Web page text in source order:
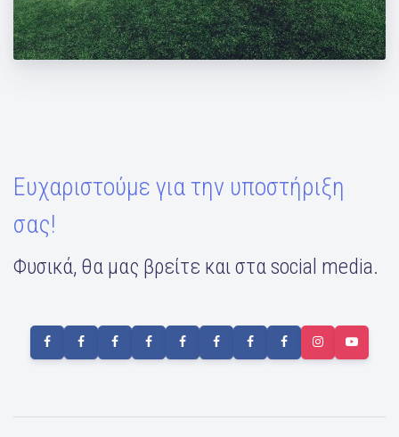
Τα PbM και η συνεργασία με την
ποδοσφαιρική ομάδα της Δανίας
Ευχαριστούμε για την υποστήριξη
σας!
Φυσικά, θα μας βρείτε και στα social media.